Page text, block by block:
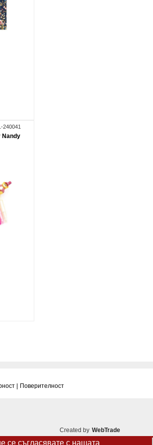
се съгласявате с нашата
240041
Nandy
| Поверителност
Created by WebTrade